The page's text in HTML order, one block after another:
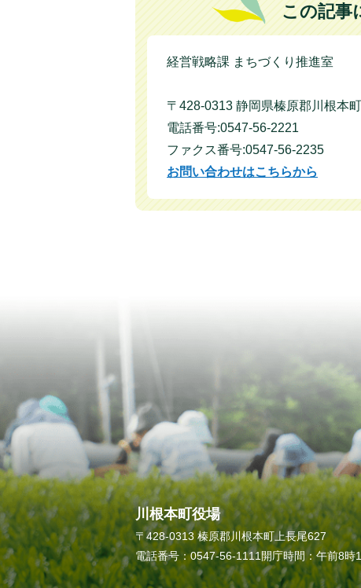
この記事
経営戦略課 まちづくり推進室
〒428-0313 静岡県榛原郡川根本
電話番号:0547-56-2221
ファクス番号:0547-56-2235
お問い合わせはこちらから
川根本町役場
〒428-0313 榛原郡川根本町上長尾627
電話番号：0547-56-1111開庁時間：午前8時